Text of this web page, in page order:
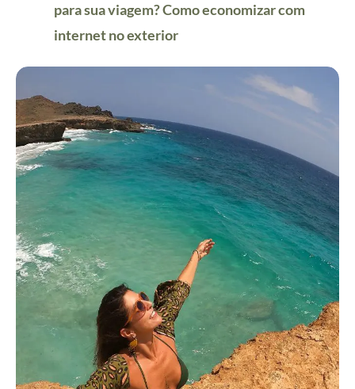
para sua viagem? Como economizar com
internet no exterior